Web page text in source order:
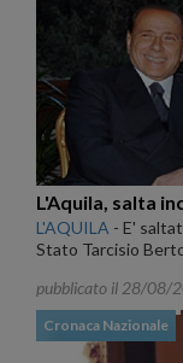
L'Aquila, salta
L'AQUILA - E'
Stato Tarcisio
pubblicato il 28/08/
Cronaca Nazionale